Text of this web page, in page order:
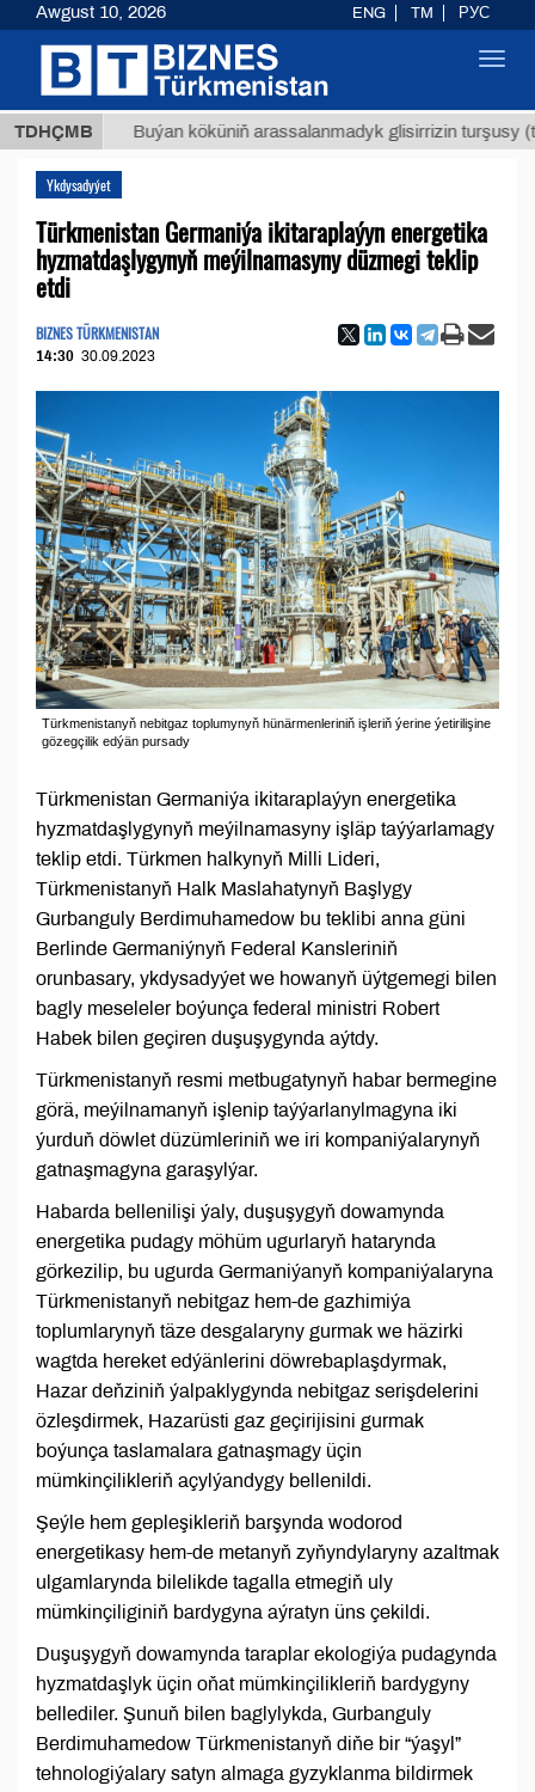
TDHÇMBBuýan köküniň arassalanmadyk glisirrizin turşusy (t.)
Ykdysadyýet
Türkmenistan Germaniýa ikitaraplaýyn energetika
hyzmatdaşlygynyň meýilnamasyny düzmegi teklip
etdi
BIZNES TÜRKMENISTAN
14:30 30.09.2023
Türkmenistanyň nebitgaz toplumynyň hünärmenleriniň işleriň ýerine ýetirilişine
gözegçilik edýän pursady
Türkmenistan Germaniýa ikitaraplaýyn energetika
hyzmatdaşlygynyň meýilnamasyny işläp taýýarlamagy
teklip etdi. Türkmen halkynyň Milli Lideri,
Türkmenistanyň Halk Maslahatynyň Başlygy
Gurbanguly Berdimuhamedow bu teklibi anna güni
Berlinde Germaniýnyň Federal Kansleriniň
orunbasary, ykdysadyýet we howanyň üýtgemegi bilen
bagly meseleler boýunça federal ministri Robert
Habek bilen geçiren duşuşygynda aýtdy.
Türkmenistanyň resmi metbugatynyň habar bermegine
görä, meýilnamanyň işlenip taýýarlanylmagyna iki
ýurduň döwlet düzümleriniň we iri kompaniýalarynyň
gatnaşmagyna garaşylýar.
Habarda bellenilişi ýaly, duşuşygyň dowamynda
energetika pudagy möhüm ugurlaryň hatarynda
görkezilip, bu ugurda Germaniýanyň kompaniýalaryna
Türkmenistanyň nebitgaz hem-de gazhimiýa
toplumlarynyň täze desgalaryny gurmak we häzirki
wagtda hereket edýänlerini döwrebaplaşdyrmak,
Hazar deňziniň ýalpaklygynda nebitgaz serişdelerini
özleşdirmek, Hazarüsti gaz geçirijisini gurmak
boýunça taslamalara gatnaşmagy üçin
mümkinçilikleriň açylýandygy bellenildi.
Şeýle hem gepleşikleriň barşynda wodorod
energetikasy hem-de metanyň zyňyndylaryny azaltmak
ulgamlarynda bilelikde tagalla etmegiň uly
mümkinçiliginiň bardygyna aýratyn üns çekildi.
Duşuşygyň dowamynda taraplar ekologiýa pudagynda
hyzmatdaşlyk üçin oňat mümkinçilikleriň bardygyny
bellediler. Şunuň bilen baglylykda, Gurbanguly
Berdimuhamedow Türkmenistanyň diňe bir “ýaşyl”
tehnologiýalary satyn almaga gyzyklanma bildirmek
Awgust 10, 2026 ENG TM РУС